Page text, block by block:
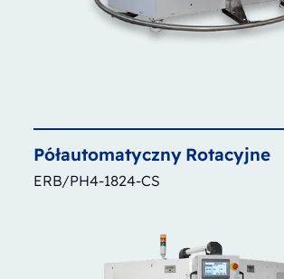
Półautomatyczny Rotacyjne
ERB/PH4-1824-CS